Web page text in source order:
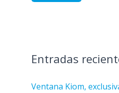
Entradas
Ventana Kiom,